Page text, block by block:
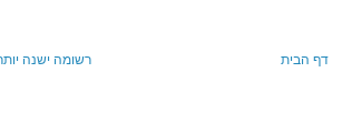
רשומה ישנה
דף הבית